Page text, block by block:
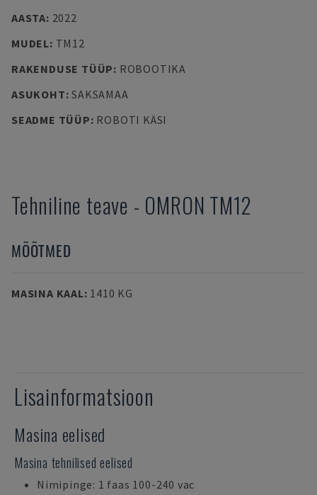
AASTA: 2022
MUDEL: TM12
RAKENDUSE TÜÜP: ROBOOTIKA
ASUKOHT:SAKSAMAA
SEADME TÜÜP: ROBOTI KÄSI
Tehniline teave - OMRON TM12
MÕÕTMED
MASINA KAAL: 1410 KG
Lisainformatsioon
Masina eelised
Masina tehnilised eelised
Nimipinge: 1 faas 100-240 vac